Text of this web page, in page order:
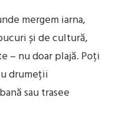
mergem iarna,
și de cultură,
– nu doar plajă. Poți
drumeții
sau trasee